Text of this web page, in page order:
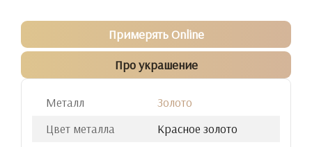
Примерять Online
Про украшение
Металл
Золото
Цвет металла
Красное золото